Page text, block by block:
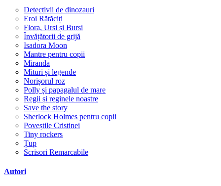
Detectivii de dinozauri
Eroi Rătăciți
Flora, Ursi și Bursi
Învățătorii de grijă
Isadora Moon
Mantre pentru copii
Miranda
Mituri și legende
Norișorul roz
Polly și papagalul de mare
Regii și reginele noastre
Save the story
Sherlock Holmes pentru copii
Poveștile Cristinei
Tiny rockers
Țup
Scrisori Remarcabile
Autori